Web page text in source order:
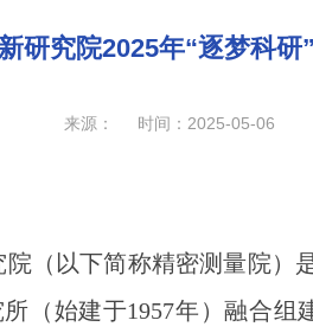
研究院2025年“逐梦科
来源： 时间：2025-05-06
（以下简称精密测量院）
（始建于1957年）融合